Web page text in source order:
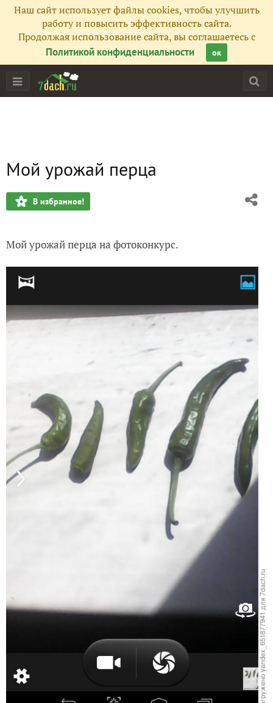
Наш сайт использует файлы cookies, чтобы улучшить
работу и повысить эффективность сайта.
Продолжая использование сайта, вы соглашаетесь с
Политикой конфиденциальности
ок
Мой урожай перца
В избранное!
Мой урожай перца на фотоконкурс.